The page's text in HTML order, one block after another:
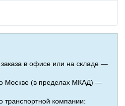
в офисе или на складе —
Москве (в пределах МКАД) —
транспортной компании: